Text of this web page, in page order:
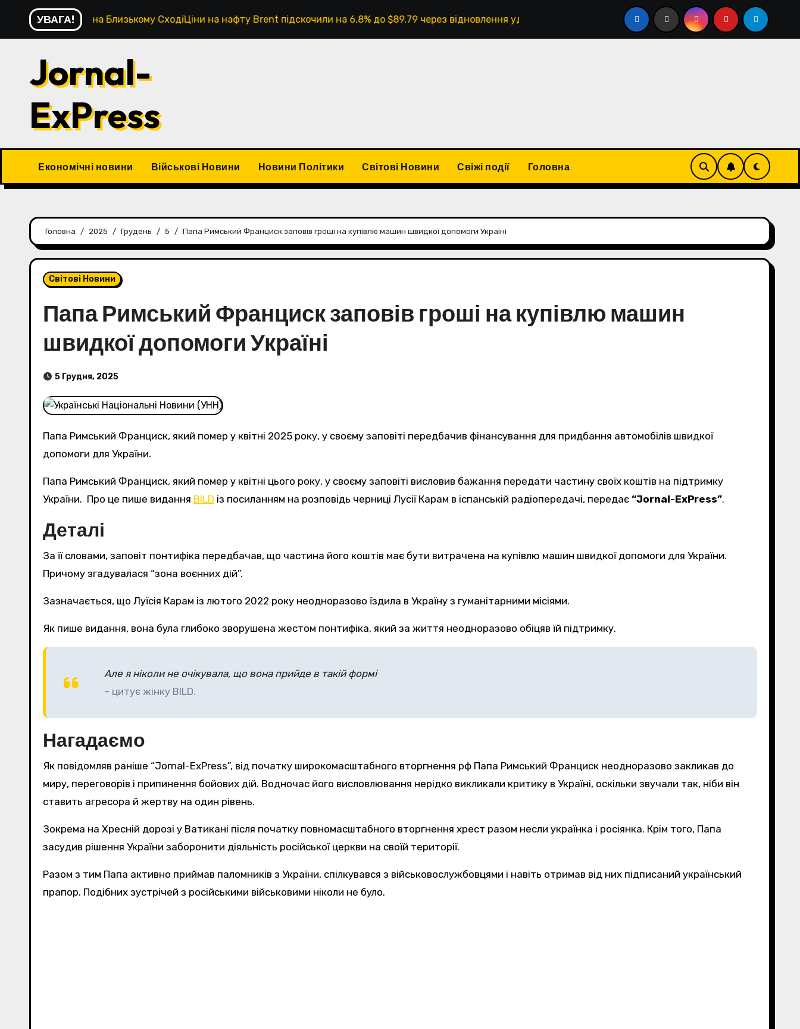
Перейти
контенту
УВАГА!
на Близькому СходіЦіни на нафту Brent підскочили на 6,8% до $89,79 через відновлення ударів США та Саудівської Аравії по Ірану. Запаси нафти в США
Jornal-
ExPress
Економічні новини Військові Новини Новини Політики Світові Новини Свіжі події Головна
Головна 2025 Грудень 5 Папа Римський Франциск заповів гроші на купівлю машин швидкої допомоги Україні
Світові Новини
Папа Римський Франциск заповів гроші на купівлю машин
швидкої допомоги Україні
5 Грудня, 2025
Папа Римський Франциск, який помер у квітні 2025 року, у своєму заповіті передбачив фінансування для придбання автомобілів швидкої
допомоги для України.
Папа Римський Франциск, який помер у квітні цього року, у своєму заповіті висловив бажання передати частину своїх коштів на підтримку
України. Про це пише видання BILD із посиланням на розповідь черниці Лусії Карам в іспанській радіопередачі, передає “Jornal-ExPress”.
Деталі
За її словами, заповіт понтифіка передбачав, що частина його коштів має бути витрачена на купівлю машин швидкої допомоги для України.
Причому згадувалася “зона воєнних дій”.
Зазначається, що Луїсія Карам із лютого 2022 року неодноразово їздила в Україну з гуманітарними місіями.
Як пише видання, вона була глибоко зворушена жестом понтифіка, який за життя неодноразово обіцяв їй підтримку.
Але я ніколи не очікувала, що вона прийде в такій формі
– цитує жінку BILD.
Нагадаємо
Як повідомляв раніше “Jornal-ExPress”, від початку широкомасштабного вторгнення рф Папа Римський Франциск неодноразово закликав до
миру, переговорів і припинення бойових дій. Водночас його висловлювання нерідко викликали критику в Україні, оскільки звучали так, ніби він
ставить агресора й жертву на один рівень.
Зокрема на Хресній дорозі у Ватикані після початку повномасштабного вторгнення хрест разом несли українка і росіянка. Крім того, Папа
засудив рішення України заборонити діяльність російської церкви на своїй території.
Разом з тим Папа активно приймав паломників з України, спілкувався з військовослужбовцями і навіть отримав від них підписаний український
прапор. Подібних зустрічей з російськими військовими ніколи не було.